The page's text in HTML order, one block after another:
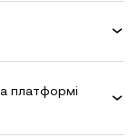
платформі